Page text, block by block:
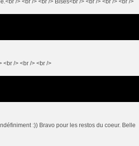
<br /> <br /> <br />
:)) Bravo pour les restos du coeur. Belle